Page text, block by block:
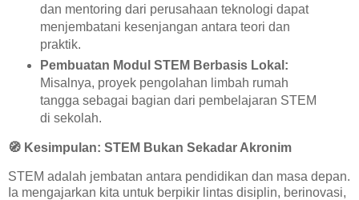
dan mentoring dari perusahaan teknologi dapat
menjembatani kesenjangan antara teori dan
praktik.
Pembuatan Modul STEM Berbasis Lokal:
Misalnya, proyek pengolahan limbah rumah
tangga sebagai bagian dari pembelajaran STEM
di sekolah.
🧭 Kesimpulan: STEM Bukan Sekadar Akronim
STEM adalah jembatan antara pendidikan dan masa depan.
Ia mengajarkan kita untuk berpikir lintas disiplin, berinovasi,